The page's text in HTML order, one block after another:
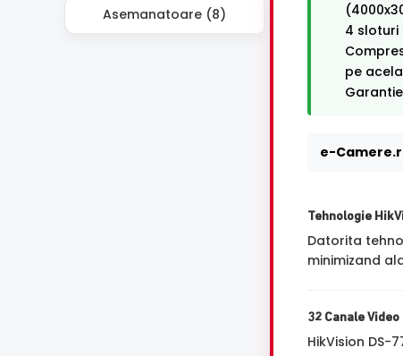
Asemanatoare (8)
4 sloturi
pe
e-
Tehnologie
Datorita
minimizand
32 Canale Video
HikVision